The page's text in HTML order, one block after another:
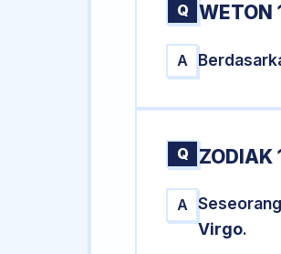
Q WETON
A
Q ZODIAK
A
Virgo.